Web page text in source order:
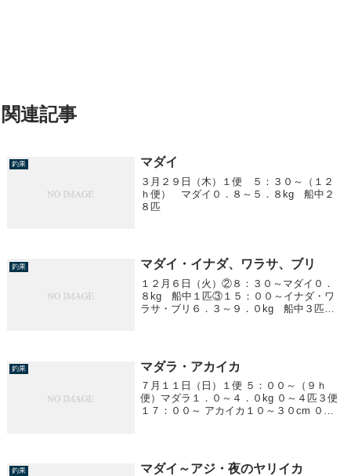
関連記事
釣果 マダイ
３月２９日（木）１便 ５：３０～（１２
ｈ便） マダイ０．８～５．８kg 船中２
８匹
釣果 マダイ・イナダ、ワラサ、ブリ
１２月６日（火）②８：３０～マダイ０．
８kg 船中１匹③１５：００～イナダ・ワ
ラサ・ブリ６．３～９．０kg 船中３匹
釣果 マダラ・アカイカ
７月１１日（日）１便 ５：００～（９ｈ
便）マダラ１．０～４．０kg ０～４匹３便
１７：００～ アカイカ１０～３０cm ０～
釣果 マダイ～アジ・夜のヤリイカ